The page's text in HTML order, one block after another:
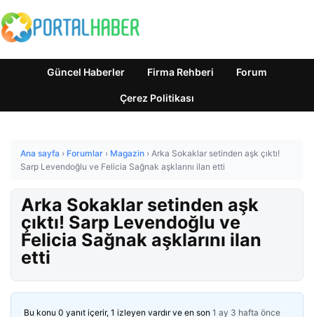
Güncel Haberler Firma Rehberi Forum
Çerez Politikası
Ana sayfa › Forumlar › Magazin › Arka Sokaklar setinden aşk çıktı!
Sarp Levendoğlu ve Felicia Sağnak aşklarını ilan etti
Arka Sokaklar setinden aşk
çıktı! Sarp Levendoğlu ve
Felicia Sağnak aşklarını ilan
etti
Bu konu 0 yanıt içerir, 1 izleyen vardır ve en son 1 ay 3 hafta önce